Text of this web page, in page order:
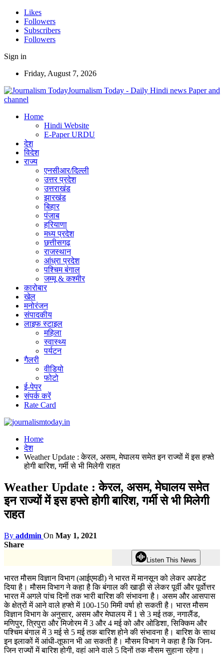
Likes
Followers
Subscribers
Followers
Sign in
Friday, August 7, 2026
Journalism Today - Daily Hindi news Paper and
channel
Home
Hindi Website
E-Paper URDU
देश
विदेश
राज्य
एनसीआर/दिल्ली
उत्तर प्रदेश
उत्तराखंड
झारखंड
बिहार
पंजाब
हरियाणा
मध्य प्रदेश
छत्तीसगढ़
राजस्थान
आंध्रा प्रदेश
पश्चिम बंगाल
जम्मू & कश्मीर
कारोबार
खेल
मनोरंजन
संपादकीय
लाइफ स्टाइल
महिला
स्वास्थ्य
पर्यटन
गैलरी
वीडियो
फोटो
ई-पेपर
संपर्क करें
Rate Card
Home
देश
Weather Update : केरल, असम, मेघालय समेत इन राज्यों में इस हफ्ते
होगी बारिश, गर्मी से भी मिलेगी राहत
Weather Update : केरल, असम, मेघालय समेत
इन राज्यों में इस हफ्ते होगी बारिश, गर्मी से भी मिलेगी
राहत
By addmin On May 1, 2021
Share
Listen This News
भारत मौसम विज्ञान विभाग (आईएमडी) ने भारत में मानसून को लेकर अपडेट
दिया है। मौसम विभाग ने कहा है कि बंगाल की खाड़ी से लेकर पूर्वी और पूर्वोत्तर
भारत में अगले पांच दिनों तक भारी बारिश की संभावना है। असम और आसपास
के क्षेत्रों में आने वाले हफ्ते में 100-150 मिमी वर्षा हो सकती है। भारत मौसम
विज्ञान विभाग के अनुसार, असम और मेघालय में 1 से 3 मई तक, नगालैंड,
मणिपुर, त्रिपुरा और मिजोरम में 3 और 4 मई को और ओडिशा, सिक्किम और
पश्चिम बंगाल में 3 मई से 5 मई तक बारिश होने की संभावना है। बारिश के साथ
इन इलाकों में आंधी-तूफान भी आ सकती है। मौसम विभाग ने कहा है कि जिन-
जिन राज्यों में बारिश होगी, वहां आने वाले 5 दिनों तक मौसम सुहाना रहेगा।